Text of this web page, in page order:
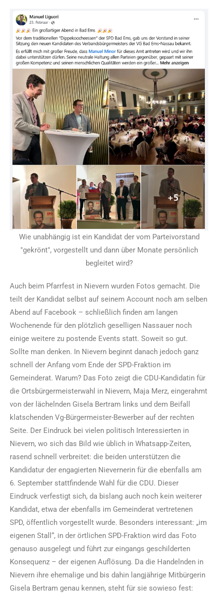
Wie unabhängig ist ein Kandidat der vom Parteivorstand
"gekrönt", vorgestellt und dann über Monate persönlich
begleitet wird?
Auch beim Pfarrfest in Nievern wurden Fotos gemacht. Die
teilt der Kandidat selbst auf seinem Account noch am selben
Abend auf Facebook – schließlich finden am langen
Wochenende für den plötzlich geselligen Nassauer noch
einige weitere zu postende Events statt. Soweit so gut.
Sollte man denken. In Nievern beginnt danach jedoch ganz
schnell der Anfang vom Ende der SPD-Fraktion im
Gemeinderat. Warum? Das Foto zeigt die CDU-Kandidatin für
die Ortsbürgermeisterwahl in Nievern, Maja Merz, eingerahmt
von der lächelnden Gisela Bertram links und dem Beifall
klatschenden Vg-Bürgermeister-Bewerber auf der rechten
Seite. Der Eindruck bei vielen politisch Interessierten in
Nievern, wo sich das Bild wie üblich in Whatsapp-Zeiten,
rasend schnell verbreitet: die beiden unterstützen die
Kandidatur der engagierten Nievernerin für die ebenfalls am
6. September stattfindende Wahl für die CDU. Dieser
Eindruck verfestigt sich, da bislang auch noch kein weiterer
Kandidat, etwa der ebenfalls im Gemeinderat vertretenen
SPD, öffentlich vorgestellt wurde. Besonders interessant: „im
eigenen Stall“, in der örtlichen SPD-Fraktion wird das Foto
genauso ausgelegt und führt zur eingangs geschilderten
Konsequenz – der eigenen Auflösung. Da die Handelnden in
Nievern ihre ehemalige und bis dahin langjährige Mitbürgerin
Gisela Bertram genau kennen, steht für sie sowieso fest: